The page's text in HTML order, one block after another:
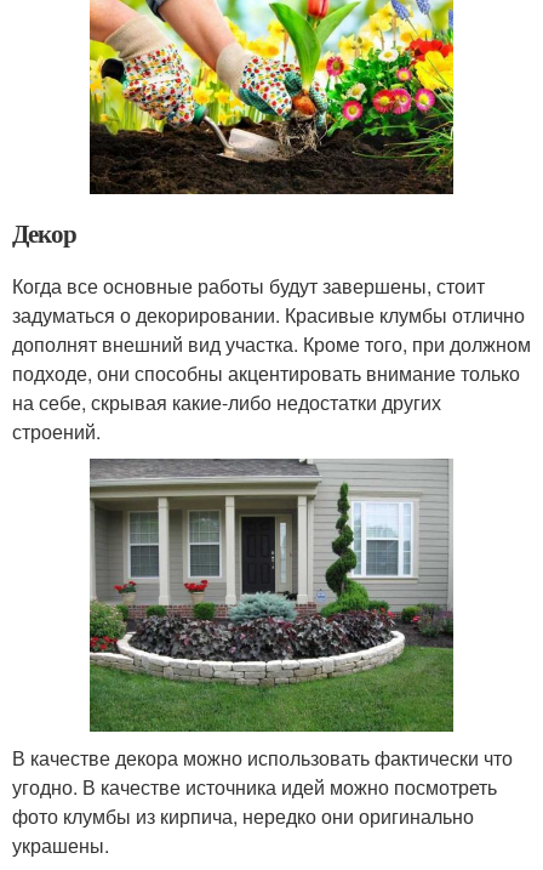
Декор
Когда все основные работы будут завершены, стоит
задуматься о декорировании. Красивые клумбы отлично
дополнят внешний вид участка. Кроме того, при должном
подходе, они способны акцентировать внимание только
на себе, скрывая какие-либо недостатки других
строений.
В качестве декора можно использовать фактически что
угодно. В качестве источника идей можно посмотреть
фото клумбы из кирпича, нередко они оригинально
украшены.